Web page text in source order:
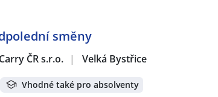
směny
ČR s.r.o. | Velká Bystřice
Vhodné také pro absolventy